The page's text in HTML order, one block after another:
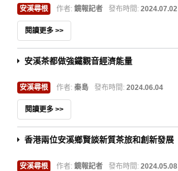
安溪尋根 作者: 鏡報記者 發布時間: 2024.07.02
閱讀更多 >>
安溪茶都做強鐵觀音經濟能量
安溪尋根 作者: 秦島 發布時間: 2024.06.04
閱讀更多 >>
香港兩位安溪鄉賢談新質茶旅和創新發展
安溪尋根 作者: 鏡報記者 發布時間: 2024.05.08